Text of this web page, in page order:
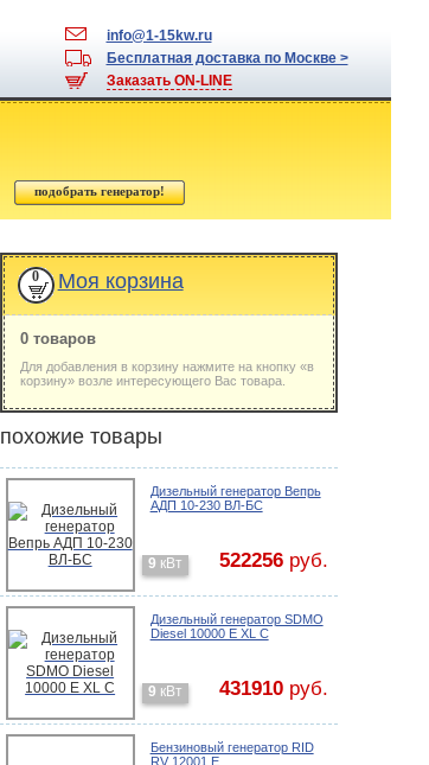
info@1-15kw.ru
Бесплатная доставка по Москве >
Заказать ON-LINE
0 Моя корзина
0 товаров
Для добавления в корзину нажмите на кнопку «в
корзину» возле интересующего Вас товара.
похожие товары
Дизельный генератор Вепрь
АДП 10-230 ВЛ-БС
9 кВт 522256руб.
Дизельный генератор SDMO
Diesel 10000 E XL C
9 кВт 431910руб.
Бензиновый генератор RID
RV 12001 E